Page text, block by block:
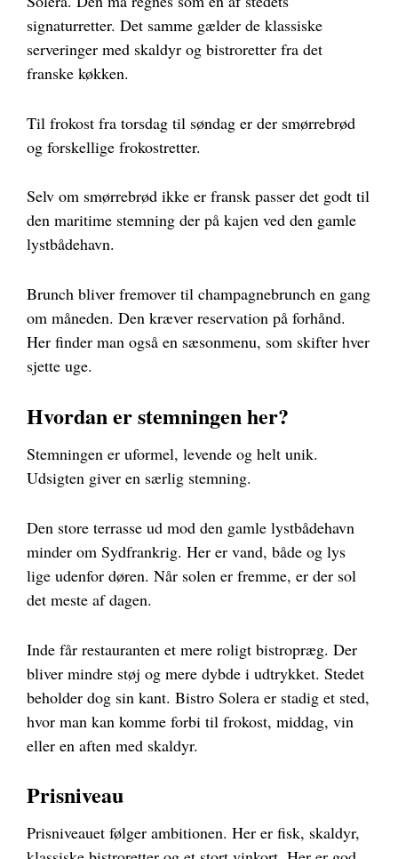
signaturretter. Det samme gælder de klassiske
serveringer med skaldyr og bistroretter fra det
franske køkken.
Til frokost fra torsdag til søndag er der smørrebrød
og forskellige frokostretter.
Selv om smørrebrød ikke er fransk passer det godt til
den maritime stemning der på kajen ved den gamle
lystbådehavn.
Brunch bliver fremover til champagnebrunch en gang
om måneden. Den kræver reservation på forhånd.
Her finder man også en sæsonmenu, som skifter hver
sjette uge.
Hvordan er stemningen her?
Stemningen er uformel, levende og helt unik.
Udsigten giver en særlig stemning.
Den store terrasse ud mod den gamle lystbådehavn
minder om Sydfrankrig. Her er vand, både og lys
lige udenfor døren. Når solen er fremme, er der sol
det meste af dagen.
Inde får restauranten et mere roligt bistropræg. Der
bliver mindre støj og mere dybde i udtrykket. Stedet
beholder dog sin kant. Bistro Solera er stadig et sted,
hvor man kan komme forbi til frokost, middag, vin
eller en aften med skaldyr.
Prisniveau
Prisniveauet følger ambitionen. Her er fisk, skaldyr,